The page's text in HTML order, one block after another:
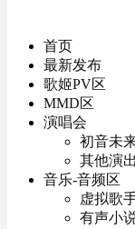
首页
最新发布
歌姬PV区
MMD区
演唱会
初音未
其他演出
音乐-音频区
虚拟歌
有声小